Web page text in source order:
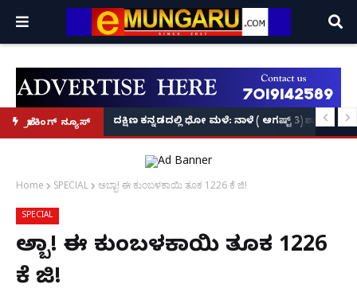
ಬ್ರೇಕಿಂಗ್ ನ್ಯೂಸ್
ಆದೇಶ!
ವಾರಂಟ್ ಆರೋಪಿ ಉಮರ್ ನವಾಫ್ ಬಂಧನ
ದಕ್ಷಿಣ ಕನ್ನಡದಲ್ಲಿ ಧೋ ಮಳೆ: ನಾಳೆ ( ಆಗಷ್ಟ್ 3) ಶಾಲಾ-
Home SPECIAL ಅಬ್ಬಾ! ಈ ಕುಂಬಳಕಾಯಿ ತೂಕ 1226 ಕೆ ಜಿ!
SPECIAL
ಅಬ್ಬಾ! ಈ ಕುಂಬಳಕಾಯಿ ತೂಕ 1226
ಕೆ ಜಿ!